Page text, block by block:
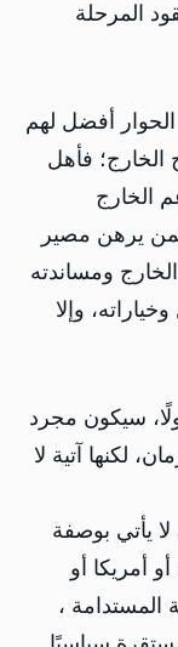
المرحلة
أفضل لهم
فأهل
الخارج
يرهن مصير
ومساندته
وإلا
سيكون مجرد
لكنها آتية لا
يأتي بوصفة
أمريكا أو
المستدامة ،